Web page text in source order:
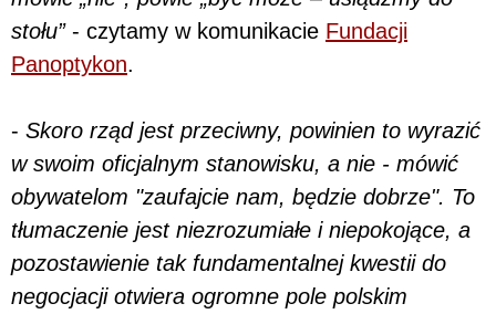
stołu”- czytamy w komunikacie Fundacji
Panoptykon.
- Skoro rząd jest przeciwny, powinien to wyrazić
w swoim oficjalnym stanowisku, a nie - mówić
obywatelom "zaufajcie nam, będzie dobrze". To
tłumaczenie jest niezrozumiałe i niepokojące, a
pozostawienie tak fundamentalnej kwestii do
negocjacji otwiera ogromne pole polskim